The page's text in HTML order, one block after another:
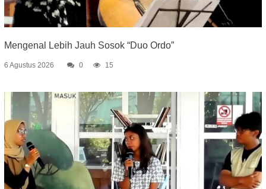
Mengenal Lebih Jauh Sosok “Duo Ordo”
6 Agustus 2026 0 15